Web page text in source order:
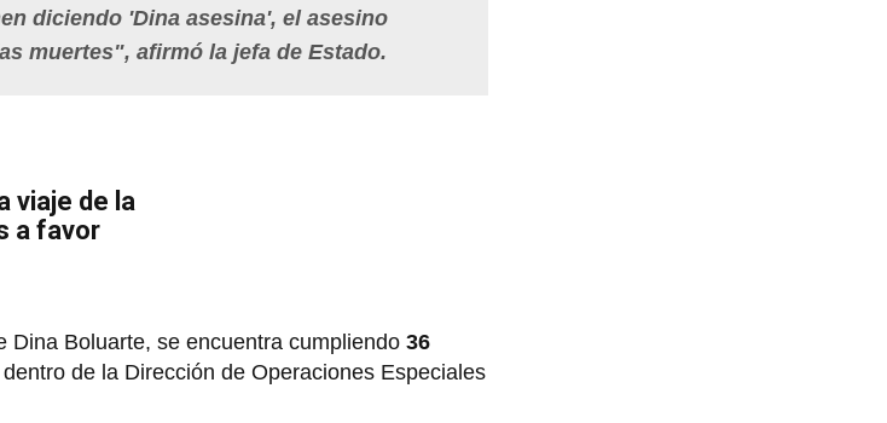
diciendo 'Dina asesina', el asesino
muertes", afirmó la jefa de Estado.
viaje de la
a favor
Dina Boluarte, se encuentra cumpliendo 36
de la Dirección de Operaciones Especiales